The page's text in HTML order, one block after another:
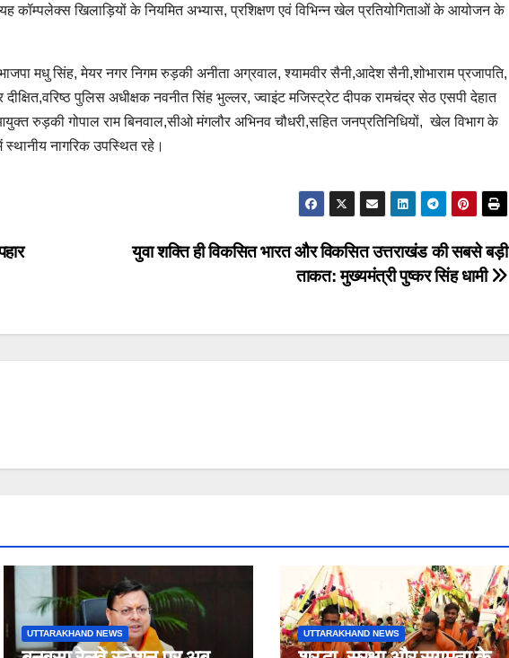
खिलाड़ियों के नियमित अभ्यास, प्रशिक्षण एवं विभिन्न खेल प्रतियोगिताओं के आयोजन के
भाजपा मधु सिंह, मेयर नगर निगम रुड़की अनीता अग्रवाल, श्यामवीर सैनी,आदेश सैनी,शोभाराम प्रजापति,
दीक्षित,वरिष्ठ पुलिस अधीक्षक नवनीत सिंह भुल्लर, ज्वाइंट मजिस्ट्रेट दीपक रामचंद्र सेठ एसपी देहात
रुड़की गोपाल राम बिनवाल,सीओ मंगलौर अभिनव चौधरी,सहित जनप्रतिनिधियों, खेल विभाग के
स्थानीय नागरिक उपस्थित रहे।
युवा शक्ति ही विकसित भारत और विकसित उत्तराखंड की सबसे बड़ी
ताकत: मुख्यमंत्री पुष्कर सिंह धामी
UTTARAKHAND NEWS UTTARAKHAND NEWS